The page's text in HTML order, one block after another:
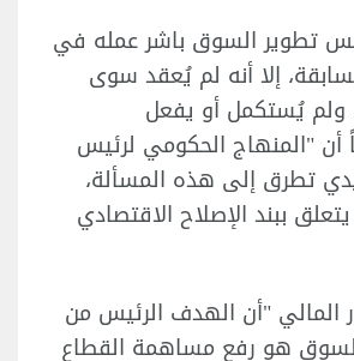
تطوير السوق باشر عمله في
إلا أنه لم يُعقد سوى
ولم يُستكمل أو يفعل
أن "المنهاج الحكومي لرئيس
تطرق إلى هذه المسألة،
ببند الإصلاح الاقتصادي
المالي "أن الهدف الرئيس من
هو رفع مساهمة القطاع